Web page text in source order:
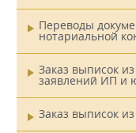
Переводы
нотариальной
Заказ выписок
заявлений ИП и
Заказ выписок